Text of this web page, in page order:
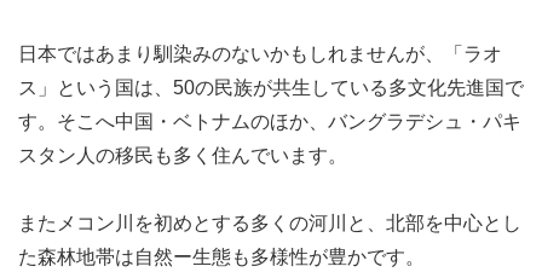
要）のご案内をお送りします。あなたのスマホから、社会
を変える一歩を踏み出しましょう！
日本ではあまり馴染みのないかもしれませんが、「ラオ
ス」という国は、50の民族が共生している多文化先進国で
す。そこへ中国・ベトナムのほか、バングラデシュ・パキ
スタン人の移民も多く住んでいます。
またメコン川を初めとする多くの河川と、北部を中心とし
た森林地帯は自然ー生態も多様性が豊かです。